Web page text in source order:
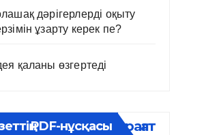
дәрігерлерді оқыту
ұзарту керек пе?
қаланы өзгертеді
PDF-нұсқасыМұрағат